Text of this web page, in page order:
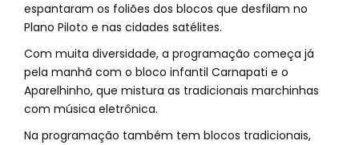
espantaram os foliões dos blocos que desfilam no
Plano Piloto e nas cidades satélites.
Com muita diversidade, a programação começa já
pela manhã com o bloco infantil Carnapati e o
Aparelhinho, que mistura as tradicionais marchinhas
com música eletrônica.
Na programação também tem blocos tradicionais,